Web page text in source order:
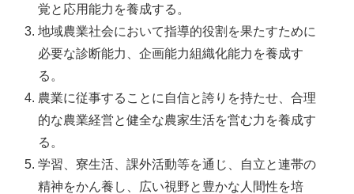
覚と応用能力を養成する。
地域農業社会において指導的役割を果たすために
必要な診断能力、企画能力組織化能力を養成す
る。
農業に従事することに自信と誇りを持たせ、合理
的な農業経営と健全な農家生活を営む力を養成す
る。
学習、寮生活、課外活動等を通じ、自立と連帯の
精神をかん養し、広い視野と豊かな人間性を培